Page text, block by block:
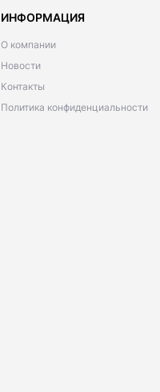
ИНФОРМАЦИЯ
О компании
Новости
Контакты
Политика конфиденциальности